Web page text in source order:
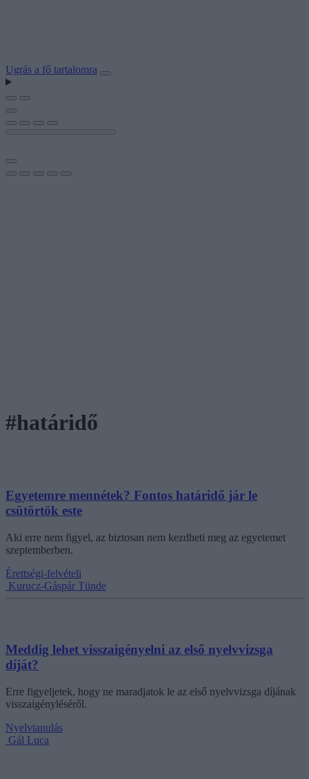
Ugrás a fő tartalomra
#határidő
Egyetemre mennétek? Fontos határidő jár le
csütörtök este
Aki erre nem figyel, az biztosan nem kezdheti meg az egyetemet
szeptemberben.
Érettségi-felvételi
Kurucz-Gáspár Tünde
Meddig lehet visszaigényelni az első nyelvvizsga
díját?
Erre figyeljetek, hogy ne maradjatok le az első nyelvvizsga díjának
visszaigényléséről.
Nyelvtanulás
Gál Luca